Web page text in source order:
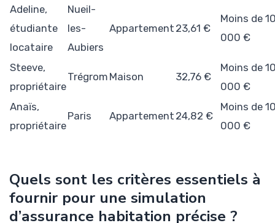
Adeline,
étudiante
locataire
Nueil-
les-
Aubiers
Appartement 23,61 €
Moins de
000 €
Steeve,
propriétaire
Trégrom Maison 32,76 €
Moins de
000 €
Anaïs,
propriétaire
Paris Appartement 24,82 €
Moins de
000 €
Quels sont les critères essentiels à
fournir pour une simulation
d’assurance habitation précise ?